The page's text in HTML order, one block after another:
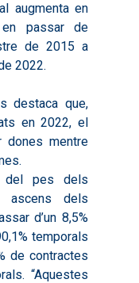
augmenta en
passar de
de 2015 a
2022.
destaca que,
en 2022, el
dones mentre
del pes dels
ascens dels
d’un 8,5%
temporals
de contractes
“Aquestes